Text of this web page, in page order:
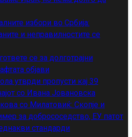
избори во Србија:
и неправилностите се
се за долготрајни
објави
утврди пропусти кај 39
со Ивана Јовановска
со Милатовиќ: Скопје и
за добрососедство, ЕУ патот
стандарди